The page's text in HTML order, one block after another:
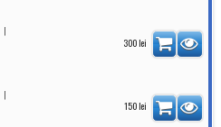
|
300 lei
|
150 lei